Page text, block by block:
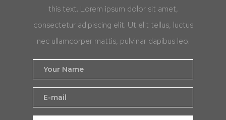
this text. Lorem ipsum dolor sit amet,
consectetur adipiscing elit. Ut elit tellus, luctus
nec ullamcorper mattis, pulvinar dapibus leo.